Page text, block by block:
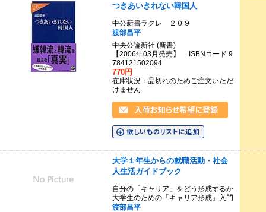
つきあいきれない韓国人
中公新書ラクレ ２０９
渡部昌平
中央公論新社 (新書)
【2006年03月発売】 ISBNコード 9
784121502094
770円
在庫状況：品切れのためご注文いただ
けません
大学１年生からの就職活動・社会
人生活ガイドブック
自分の「キャリア」をどう形成するか
大学生のための「キャリア形成」入門
渡部昌平